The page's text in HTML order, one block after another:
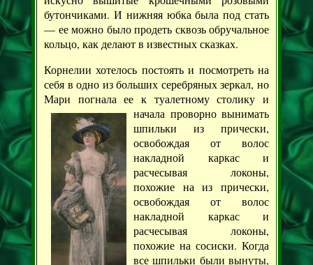
бутончиками. И нижняя юбка была под стать
— ее можно было продеть сквозь обручальное
кольцо, как делают в известных сказках.
Корнелии хотелось постоять и посмотреть на
себя в одно из больших серебряных зеркал, но
Мари погнала ее к туалетному столику и
начала проворно вынимать
шпильки из прически,
освобождая от волос
накладной каркас и
расчесывая локоны,
похожие на из прически,
освобождая от волос
накладной каркас и
расчесывая локоны,
похожие на сосиски. Когда
все шпильки были вынуты,